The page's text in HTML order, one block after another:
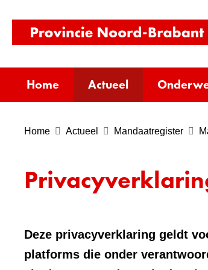
Home Actueel
Home Actueel Mandaatregister
Deze privacyverklaring geldt
platforms die onder